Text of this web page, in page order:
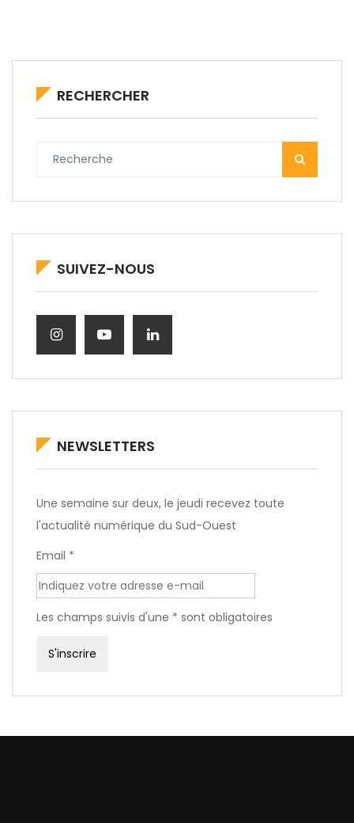
RECHERCHER
SUIVEZ-NOUS
NEWSLETTERS
Une semaine sur deux, le jeudi recevez toute
l'actualité numérique du Sud-Ouest
Email *
Les champs suivis d'une * sont obligatoires